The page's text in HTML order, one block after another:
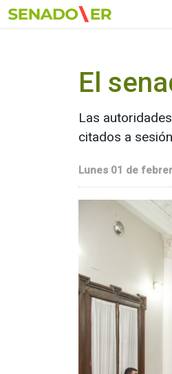
Ir al menú principal
El
Las
citados a
Lunes 01 de